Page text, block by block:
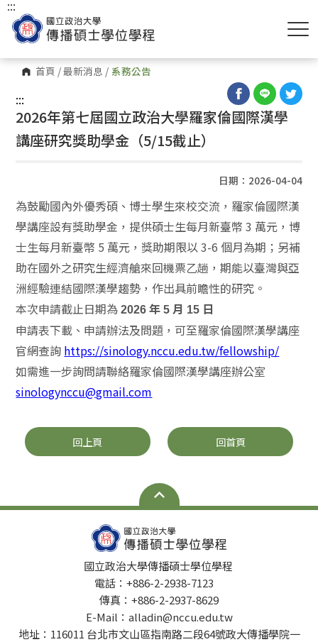
首頁 /最新消息 / 系務公告
:::
:::
2026年第七屆國立政治大學羅家倫國際漢學
講座研究獎助學金（5/15截止）
日期：2026-04-04
為鼓勵國內外優秀碩、博士學生來校交流，羅家倫國際漢
學講座設有獎助學金，提供碩士生每月新臺幣 3 萬元，博
士生每月新臺幣 5 萬元，獎助期限以 3-6 個月為期；另補
助在國外之研究生經濟艙來回機票乙趟，期能以臺灣與亞
洲經驗連結國際漢學趨勢，作出具前瞻性的研究。
本次申請截止日期為 2026 年 5 月 15 日
申請表下載、申請辦法及問題，可至羅家倫國際漢學講座
官網查詢 https://sinology.nccu.edu.tw/fellowship/
如需進一步詢問請聯絡羅家倫國際漢學講座辦公室
sinologynccu@gmail.com
回上頁 回首頁
國立政治大學傳播碩士學位學程
電話：+886-2-2938-7123
傳真：+886-2-2937-8629
E-Mail：alladin@nccu.edu.tw
地址：116011 台北市文山區指南路二段64號政大傳播學院一